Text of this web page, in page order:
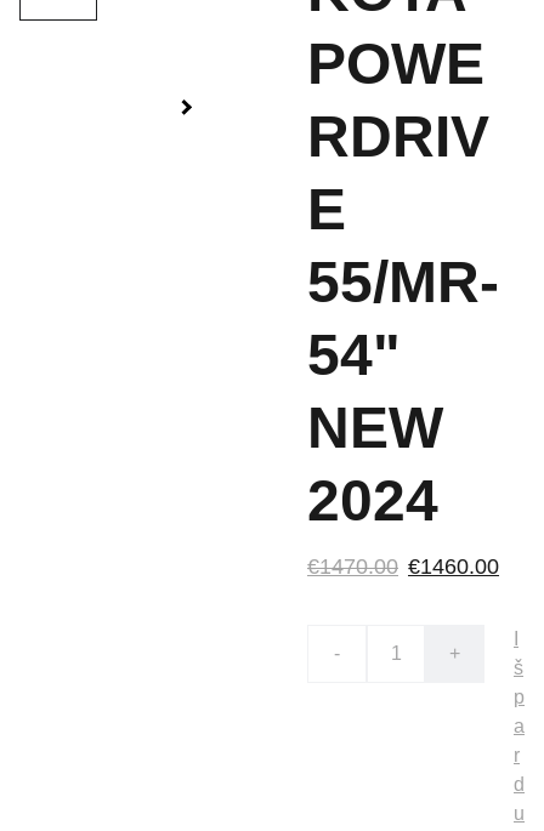
POWE
RDRIV
E
55/MR-
54"
NEW
2024
€1470.00 €1460.00
- +
š
p
a
r
d
u